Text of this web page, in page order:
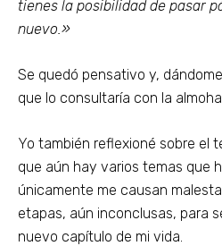
tienes la posibilidad de pasar
nuevo.»
Se quedó pensativo y,
que lo consultaría con la
Yo también reflexioné sobre el
que aún hay varios temas que
únicamente me causan
etapas, aún inconclusas, para
nuevo capítulo de mi vida.